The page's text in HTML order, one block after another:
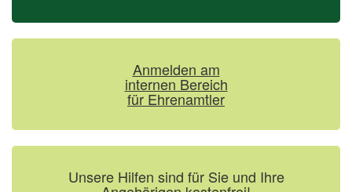
Anmelden am
internen Bereich
für Ehrenamtler
Unsere Hilfen sind für Sie und Ihre